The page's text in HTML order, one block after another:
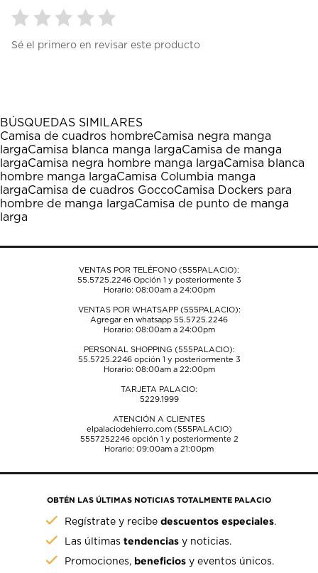
para
1
estrella
Esta
acción
abrirá
el
formulario
de
envío.
para
estrellas.
Esta
acción
abrirá
el
formulario
de
para
estrellas.
Esta
acción
abrirá
el
formulario
de
para
estrellas.
Esta
acción
abrirá
el
formulario
de
para
estrellas.
Esta
acción
abrirá
el
formulario
de
Sé el primero en revisar este producto
BÚSQUEDAS SIMILARES
Camisa de cuadros hombreCamisa negra manga
largaCamisa blanca manga largaCamisa de manga
largaCamisa negra hombre manga largaCamisa blanca
hombre manga largaCamisa Columbia manga
largaCamisa de cuadros GoccoCamisa Dockers para
hombre de manga largaCamisa de punto de manga
larga
VENTAS POR TELÉFONO (555PALACIO):
55.5725.2246Opción 1 y posteriormente 3
Horario: 08:00am a 24:00pm
VENTAS POR WHATSAPP (555PALACIO):
Agregar en whatsapp 55.5725.2246
Horario: 08:00am a 24:00pm
PERSONAL SHOPPING (555PALACIO):
55.5725.2246opción 1 y posteriormente 3
Horario: 08:00am a 22:00pm
TARJETA PALACIO:
5229.1999
ATENCIÓN A CLIENTES
elpalaciodehierro.com (555PALACIO)
5557252246opción 1 y posteriormente 2
Horario: 09:00am a 21:00pm
OBTÉN LAS ÚLTIMAS NOTICIAS TOTALMENTE PALACIO
Regístrate y recibedescuentos especiales.
Las últimastendencias y noticias.
Promociones, beneficios y eventos únicos.